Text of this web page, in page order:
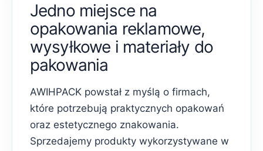
Jedno miejsce na
opakowania reklamowe,
wysyłkowe i materiały do
pakowania
AWIHPACK powstał z myślą o firmach,
które potrzebują praktycznych opakowań
oraz estetycznego znakowania.
Sprzedajemy produkty wykorzystywane w